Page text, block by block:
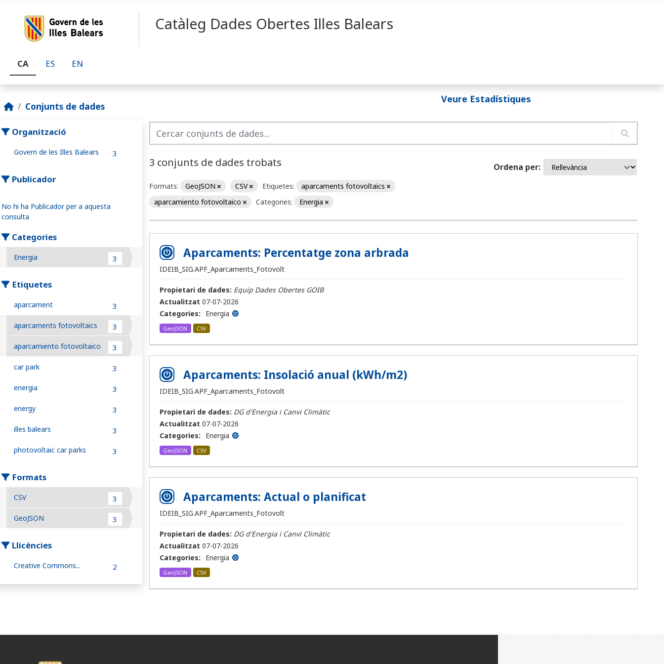
Catàleg Dades Obertes Illes Balears
CA ES EN
Veure Estadístiques
Conjunts de dades
Organització
Govern de les Illes Balears 3
Publicador
No hi ha Publicador per a aquesta
consulta
Categories
Energia 3
Etiquetes
aparcament 3
aparcaments fotovoltaics 3
aparcamiento fotovoltaico 3
car park 3
energia 3
energy 3
illes balears 3
photovoltaic car parks 3
Formats
CSV 3
GeoJSON 3
Llicències
Creative Commons... 2
Ordena per
3 conjunts de dades trobats
Formats: GeoJSON CSV Etiquetes:
aparcaments fotovoltaics
aparcamiento fotovoltaico
Categories: Energia
Aparcaments: Percentatge zona arbrada
IDEIB_SIG.APF_Aparcaments_Fotovolt
Propietari de dades: Equip Dades Obertes GOIB
Actualitzat 07-07-2026
Categories:
Energia
GeoJSON CSV
Aparcaments: Insolació anual (kWh/m2)
IDEIB_SIG.APF_Aparcaments_Fotovolt
Propietari de dades: DG d'Energia i Canvi Climàtic
Actualitzat 07-07-2026
Categories:
Energia
GeoJSON CSV
Aparcaments: Actual o planificat
IDEIB_SIG.APF_Aparcaments_Fotovolt
Propietari de dades: DG d'Energia i Canvi Climàtic
Actualitzat 07-07-2026
Categories:
Energia
GeoJSON CSV